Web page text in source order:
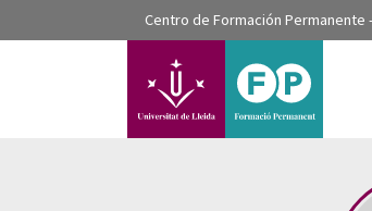
???label.access.jump.content???
???label.access.jump.header???
???label.access.jump.footer???
???label.access.jump.menu???
Centro de Formación Permanente